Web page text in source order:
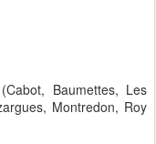
Baumettes, Les
Montredon, Roy